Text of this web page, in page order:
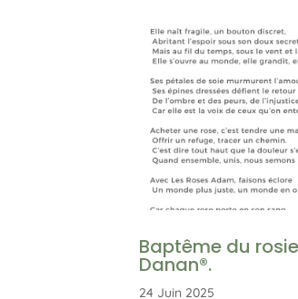
Baptême du
Danan®.
24 Juin 2025